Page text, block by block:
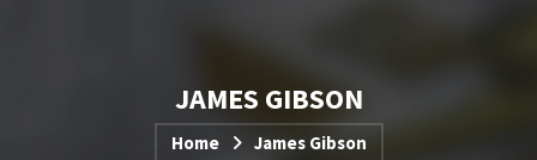
JAMES GIBSON
Home James Gibson